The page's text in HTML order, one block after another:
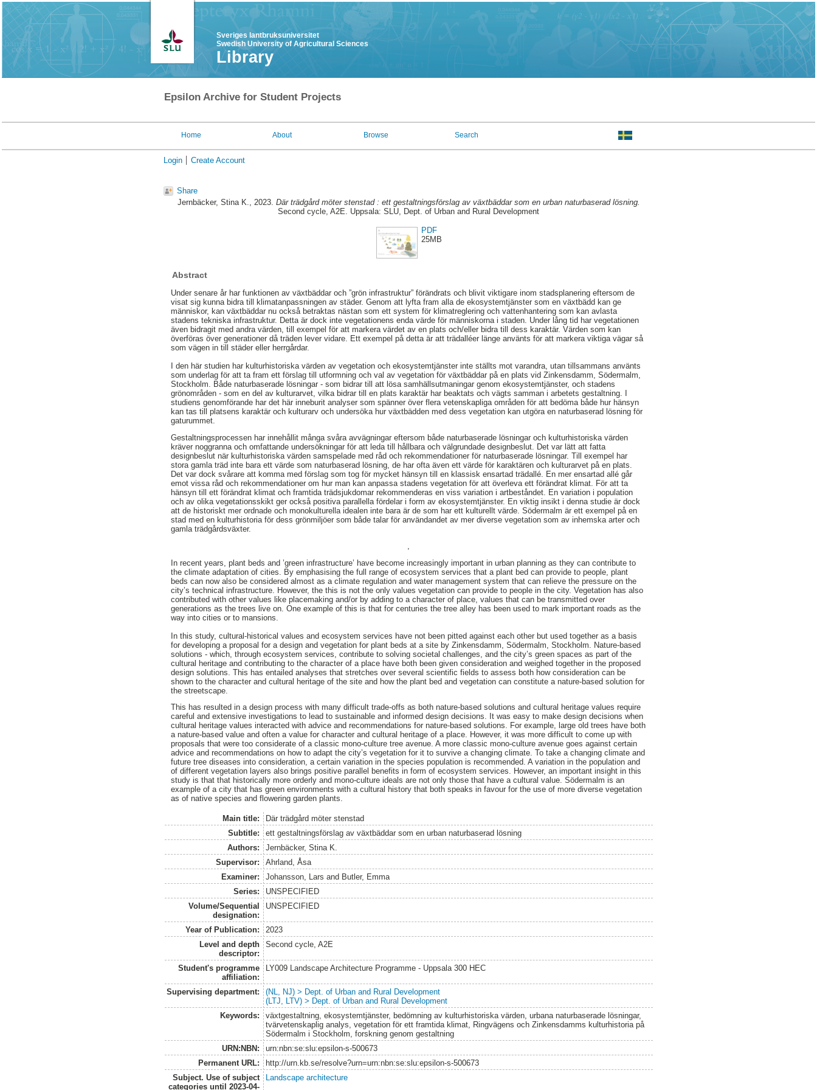
Sveriges lantbruksuniversitet
Swedish University of Agricultural Sciences
Library
Epsilon Archive for Student Projects
Home About Browse Search
Login Create Account
Share
Jernbäcker, Stina K., 2023. Där trädgård möter stenstad : ett gestaltningsförslag av växtbäddar som en urban naturbaserad lösning.
Second cycle, A2E. Uppsala: SLU, Dept. of Urban and Rural Development
PDF
25MB
Abstract
Under senare år har funktionen av växtbäddar och ”grön infrastruktur” förändrats och blivit viktigare inom stadsplanering eftersom de
visat sig kunna bidra till klimatanpassningen av städer. Genom att lyfta fram alla de ekosystemtjänster som en växtbädd kan ge
människor, kan växtbäddar nu också betraktas nästan som ett system för klimatreglering och vattenhantering som kan avlasta
stadens tekniska infrastruktur. Detta är dock inte vegetationens enda värde för människorna i staden. Under lång tid har vegetationen
även bidragit med andra värden, till exempel för att markera värdet av en plats och/eller bidra till dess karaktär. Värden som kan
överföras över generationer då träden lever vidare. Ett exempel på detta är att trädalléer länge använts för att markera viktiga vägar så
som vägen in till städer eller herrgårdar.
I den här studien har kulturhistoriska värden av vegetation och ekosystemtjänster inte ställts mot varandra, utan tillsammans använts
som underlag för att ta fram ett förslag till utformning och val av vegetation för växtbäddar på en plats vid Zinkensdamm, Södermalm,
Stockholm. Både naturbaserade lösningar - som bidrar till att lösa samhällsutmaningar genom ekosystemtjänster, och stadens
grönområden - som en del av kulturarvet, vilka bidrar till en plats karaktär har beaktats och vägts samman i arbetets gestaltning. I
studiens genomförande har det här inneburit analyser som spänner över flera vetenskapliga områden för att bedöma både hur hänsyn
kan tas till platsens karaktär och kulturarv och undersöka hur växtbädden med dess vegetation kan utgöra en naturbaserad lösning för
gaturummet.
Gestaltningsprocessen har innehållit många svåra avvägningar eftersom både naturbaserade lösningar och kulturhistoriska värden
kräver noggranna och omfattande undersökningar för att leda till hållbara och välgrundade designbeslut. Det var lätt att fatta
designbeslut när kulturhistoriska värden samspelade med råd och rekommendationer för naturbaserade lösningar. Till exempel har
stora gamla träd inte bara ett värde som naturbaserad lösning, de har ofta även ett värde för karaktären och kulturarvet på en plats.
Det var dock svårare att komma med förslag som tog för mycket hänsyn till en klassisk ensartad trädallé. En mer ensartad allé går
emot vissa råd och rekommendationer om hur man kan anpassa stadens vegetation för att överleva ett förändrat klimat. För att ta
hänsyn till ett förändrat klimat och framtida trädsjukdomar rekommenderas en viss variation i artbeståndet. En variation i population
och av olika vegetationsskikt ger också positiva parallella fördelar i form av ekosystemtjänster. En viktig insikt i denna studie är dock
att de historiskt mer ordnade och monokulturella idealen inte bara är de som har ett kulturellt värde. Södermalm är ett exempel på en
stad med en kulturhistoria för dess grönmiljöer som både talar för användandet av mer diverse vegetation som av inhemska arter och
gamla trädgårdsväxter.
In recent years, plant beds and ’green infrastructure’ have become increasingly important in urban planning as they can contribute to
the climate adaptation of cities. By emphasising the full range of ecosystem services that a plant bed can provide to people, plant
beds can now also be considered almost as a climate regulation and water management system that can relieve the pressure on the
city’s technical infrastructure. However, the this is not the only values vegetation can provide to people in the city. Vegetation has also
contributed with other values like placemaking and/or by adding to a character of place, values that can be transmitted over
generations as the trees live on. One example of this is that for centuries the tree alley has been used to mark important roads as the
way into cities or to mansions.
In this study, cultural-historical values and ecosystem services have not been pitted against each other but used together as a basis
for developing a proposal for a design and vegetation for plant beds at a site by Zinkensdamm, Södermalm, Stockholm. Nature-based
solutions - which, through ecosystem services, contribute to solving societal challenges, and the city’s green spaces as part of the
cultural heritage and contributing to the character of a place have both been given consideration and weighed together in the proposed
design solutions. This has entailed analyses that stretches over several scientific fields to assess both how consideration can be
shown to the character and cultural heritage of the site and how the plant bed and vegetation can constitute a nature-based solution for
the streetscape.
This has resulted in a design process with many difficult trade-offs as both nature-based solutions and cultural heritage values require
careful and extensive investigations to lead to sustainable and informed design decisions. It was easy to make design decisions when
cultural heritage values interacted with advice and recommendations for nature-based solutions. For example, large old trees have both
a nature-based value and often a value for character and cultural heritage of a place. However, it was more difficult to come up with
proposals that were too considerate of a classic mono-culture tree avenue. A more classic mono-culture avenue goes against certain
advice and recommendations on how to adapt the city’s vegetation for it to survive a changing climate. To take a changing climate and
future tree diseases into consideration, a certain variation in the species population is recommended. A variation in the population and
of different vegetation layers also brings positive parallel benefits in form of ecosystem services. However, an important insight in this
study is that that historically more orderly and mono-culture ideals are not only those that have a cultural value. Södermalm is an
example of a city that has green environments with a cultural history that both speaks in favour for the use of more diverse vegetation
as of native species and flowering garden plants.
Main title:
Där trädgård möter stenstad
Subtitle:
ett gestaltningsförslag av växtbäddar som en urban naturbaserad lösning
Authors:
Jernbäcker, Stina K.
Supervisor:
Ahrland, Åsa
Examiner:
Johansson, Lars and Butler, Emma
Series:
UNSPECIFIED
Volume/Sequential
designation:
UNSPECIFIED
Year of Publication:
2023
Level and depth
descriptor:
Second cycle, A2E
Student's programme
affiliation:
LY009 Landscape Architecture Programme - Uppsala 300 HEC
Supervising department:
(NL, NJ) > Dept. of Urban and Rural Development
(LTJ, LTV) > Dept. of Urban and Rural Development
Keywords:
växtgestaltning, ekosystemtjänster, bedömning av kulturhistoriska värden, urbana naturbaserade lösningar,
tvärvetenskaplig analys, vegetation för ett framtida klimat, Ringvägens och Zinkensdamms kulturhistoria på
Södermalm i Stockholm, forskning genom gestaltning
URN:NBN:
urn:nbn:se:slu:epsilon-s-500673
Permanent URL:
http://urn.kb.se/resolve?urn=urn:nbn:se:slu:epsilon-s-500673
Subject. Use of subject
categories until 2023-04-
Landscape architecture